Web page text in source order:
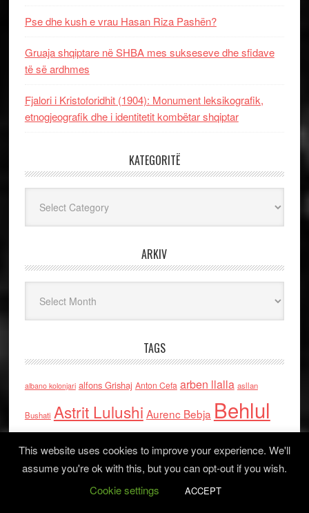
Pse dhe kush e vrau Hasan Riza Pashën?
Gruaja shqiptare në SHBA mes sukseseve dhe sfidave
të së ardhmes
Fjalori i Kristoforidhit (1904): Monument leksikografik,
etnogjeografik dhe i identitetit kombëtar shqiptar
KATEGORITË
ARKIV
TAGS
albano kolonjari alfons Grishaj Anton Cefa arben llalla asllan
Bushati Astrit Lulushi Aurenc Bebja Behlul
JashariBeqir Sinadalip grecaElida
Buçpapaj Elmi Berisha Enver Bytyci Ermira Babamusta
Eugjen MerlikaFahri XharraFrank
This website uses cookies to improve your experience. We'll
assume you're ok with this, but you can opt-out if you wish.
Cookie settings
ACCEPT